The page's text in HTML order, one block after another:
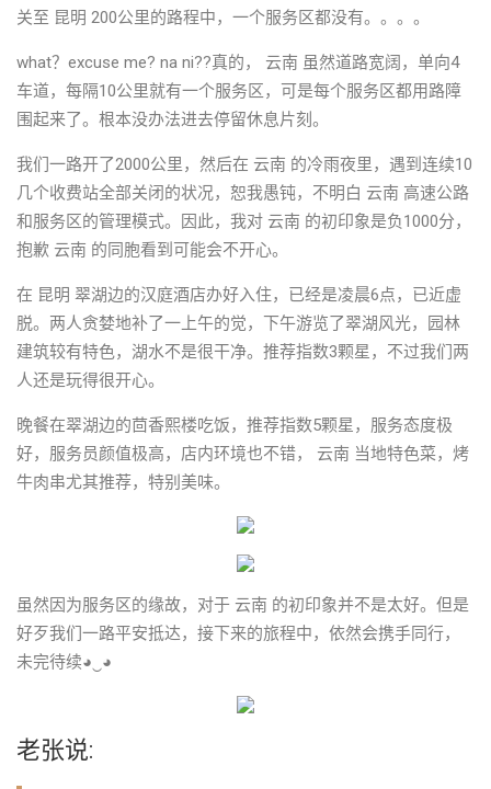
关至 昆明 200公里的路程中，一个服务区都没有。。。。
what？excuse me? na ni??真的， 云南 虽然道路宽阔，单向4
车道，每隔10公里就有一个服务区，可是每个服务区都用路障
围起来了。根本没办法进去停留休息片刻。
我们一路开了2000公里，然后在 云南 的冷雨夜里，遇到连续10
几个收费站全部关闭的状况，恕我愚钝，不明白 云南 高速公路
和服务区的管理模式。因此，我对 云南 的初印象是负1000分，
抱歉 云南 的同胞看到可能会不开心。
在 昆明 翠湖边的汉庭酒店办好入住，已经是凌晨6点，已近虚
脱。两人贪婪地补了一上午的觉，下午游览了翠湖风光，园林
建筑较有特色，湖水不是很干净。推荐指数3颗星，不过我们两
人还是玩得很开心。
晚餐在翠湖边的茴香熙楼吃饭，推荐指数5颗星，服务态度极
好，服务员颜值极高，店内环境也不错， 云南 当地特色菜，烤
牛肉串尤其推荐，特别美味。
虽然因为服务区的缘故，对于 云南 的初印象并不是太好。但是
好歹我们一路平安抵达，接下来的旅程中，依然会携手同行，
未完待续◕‿◕
老张说: